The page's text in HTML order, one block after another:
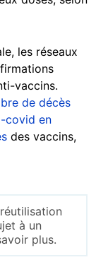
les réseaux
vaccins.
de décès
covid en
des vaccins,
à un
plus.